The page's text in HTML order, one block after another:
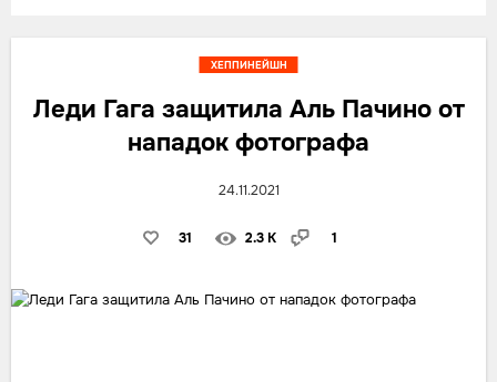
Леди Гага защитила Аль Пачино от
нападок фотографа
24.11.2021
31 2.3 K 1
ХЕППИНЕЙШН